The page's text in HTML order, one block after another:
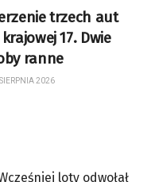
trzech aut
17. Dwie
ranne
2026
loty odwołał